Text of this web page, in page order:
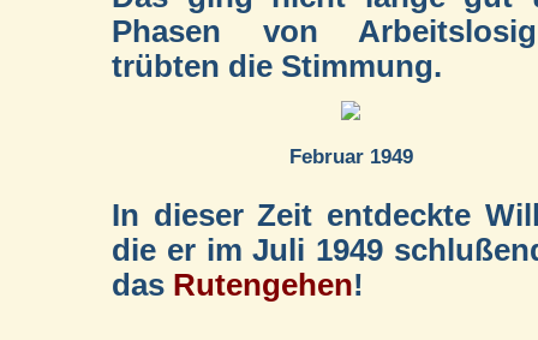
Phasen von
trübten die Stimmung.
Februar 1949
In dieser Zeit entdeckte
die er im Juli 1949
das Rutengehen!